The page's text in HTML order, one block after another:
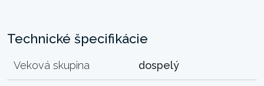
Technické špecifikácie
Veková skupina dospelý